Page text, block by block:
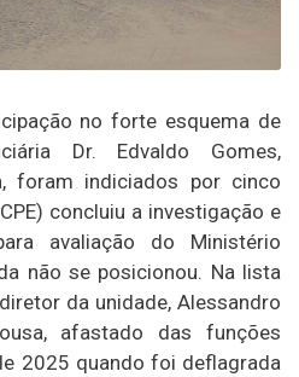
no forte esquema de
Dr. Edvaldo Gomes,
foram indiciados por cinco
concluiu a investigação e
avaliação do Ministério
não se posicionou. Na lista
da unidade, Alessandro
afastado das funções
2025 quando foi deflagrada